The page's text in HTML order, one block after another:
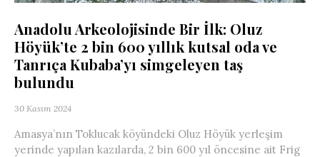
Anadolu Arkeolojisinde Bir İlk: Oluz
Höyük’te 2 bin 600 yıllık kutsal oda ve
Tanrıça Kubaba’yı simgeleyen taş
bulundu
30 Kasım 2024
Amasya’nın Toklucak köyündeki Oluz Höyük yerleşim
yerinde yapılan kazılarda, 2 bin 600 yıl öncesine ait Frig